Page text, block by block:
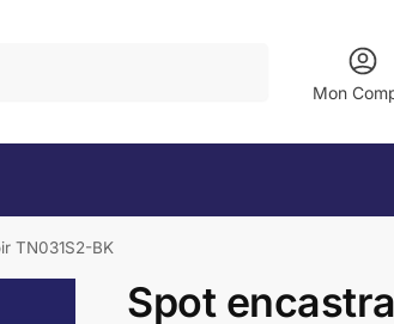
Mon
TN031S2-BK
Spot